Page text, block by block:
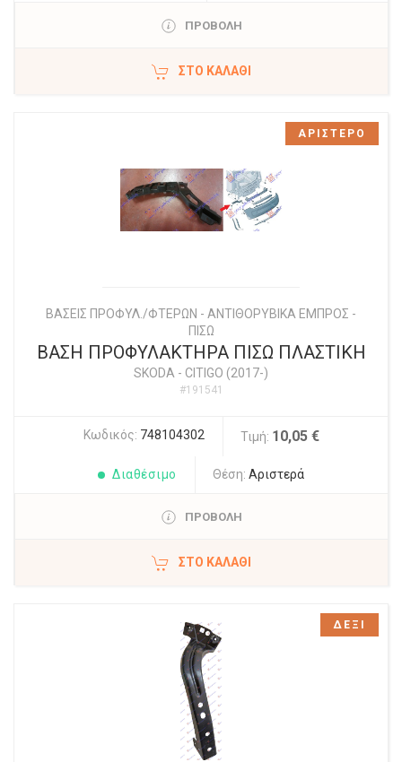
ΠΡΟΒΟΛΗ
ΣΤΟ ΚΑΛΆΘΙ
ΒΑΣΕΙΣ ΠΡΟΦΥΛ./ΦΤΕΡΩΝ - ΑΝΤΙΘΟΡΥΒΙΚΑ ΕΜΠΡΟΣ -
ΠΙΣΩ
ΒΑΣΗ ΠΡΟΦΥΛΑΚΤΗΡΑ ΠΙΣΩ ΠΛΑΣΤΙΚΗ
SKODA - CITIGO (2017-)
#191541
Κωδικός: 748104302 Τιμή: 10,05 €
Διαθέσιμο Θέση: Αριστερά
ΠΡΟΒΟΛΗ
ΣΤΟ ΚΑΛΆΘΙ
ΑΡΙΣΤΕΡΟ
ΔΕΞΙ